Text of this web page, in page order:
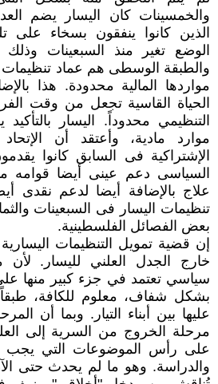
والخمسينات كان اليسار يضم
الذين كانوا ينفقون بسخاء على
الوضع تغير منذ السبعينات
والطبقة الوسطى هم عماد تنظيمات
مواردها المالية محدودة. هذا
الحياة القاسية تجعل من وقت
التنظيمي محدوداً. اليسار
موارد مادية، وأعتقد أن
الإشتراكية فى السابق كانوا
السياسى دعم عينى أيضا قوامه
علاج بالإضافة أيضا لدعم نقدى
تنظيمات اليسار فى السبعينات
بعض الفصائل الفلسطينية.
إن قضية تمويل التنظيمات
خارج الجدل العلني لليسار.
سياسي تعتمد في جزء كبير منها
بشكل شفاف، معلوم للكافة، طبقاً
عليها بين أبناء التيار. وبما أن
مرحلة الخروج من السرية إلى
على رأس الموضوعات التي يجب
والدراسة. وهو ما لم يحدث حتى